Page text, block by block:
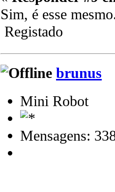
Sim, é esse
Registado
brunus
Mini Robot
Mensagens: